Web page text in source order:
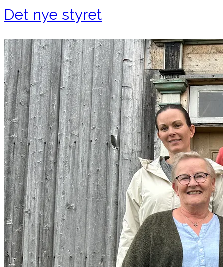
Det nye styret